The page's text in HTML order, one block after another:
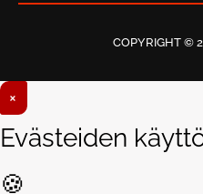
COPYRIGHT ©
×
Evästeiden
🍪